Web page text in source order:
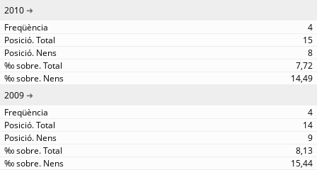
2010
4
15
8
7,72
14,49
2009
4
14
9
8,13
15,44